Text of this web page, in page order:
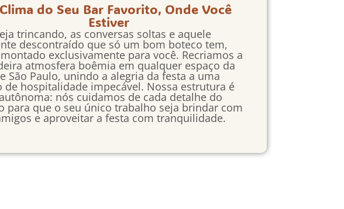
do Seu Bar Favorito, Onde Você
Estiver
trincando, as conversas soltas e aquele
descontraído que só um bom boteco tem,
exclusivamente para você. Recriamos a
atmosfera boêmia em qualquer espaço da
São Paulo, unindo a alegria da festa a uma
de hospitalidade impecável. Nossa estrutura é
nós cuidamos de cada detalhe do
para que o seu único trabalho seja brindar com
e aproveitar a festa com tranquilidade.